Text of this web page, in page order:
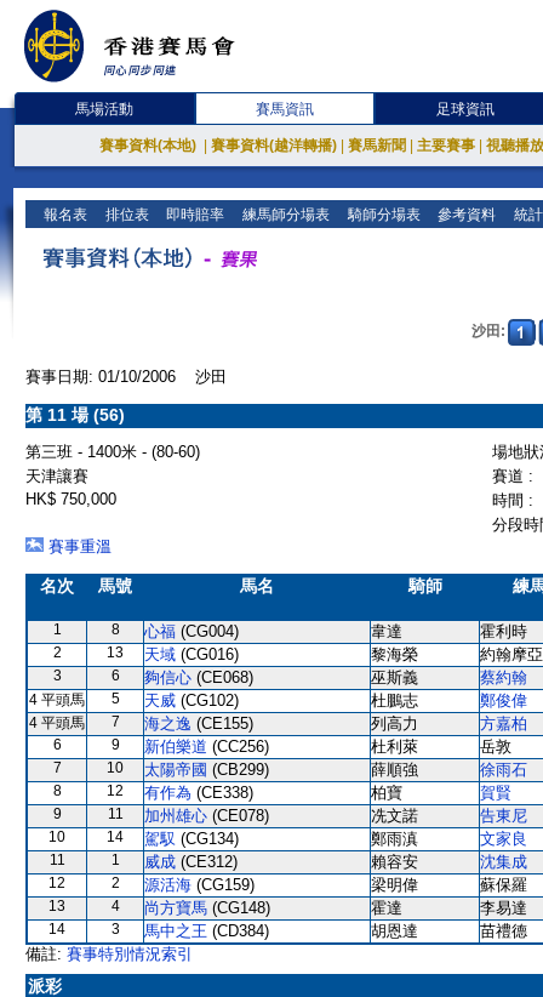
馬場活動 賽馬資訊 足球資訊
賽事資料(本地) 賽事資料(越洋轉播) 賽馬新聞 主要賽事 視聽播
報名表 排位表 即時賠率 練馬師分場表 騎師分場表 參考資料 統
沙田:
賽事日期: 01/10/2006 沙田
第 11 場 (56)
第三班 - 1400米 - (80-60)
場地
天津讓賽
賽道 :
HK$ 750,000
時間 :
分段
賽事重溫
名次 馬號 馬名 騎師 練
1 8 心福 (CG004) 韋達 霍利時
2 13 天域 (CG016) 黎海榮 約翰摩亞
3 6 夠信心 (CE068) 巫斯義 蔡約翰
4 平頭馬 5 天威 (CG102) 杜鵬志 鄭俊偉
4 平頭馬 7 海之逸 (CE155) 列高力 方嘉柏
6 9 新伯樂道 (CC256) 杜利萊 岳敦
7 10 太陽帝國 (CB299) 薛順強 徐雨石
8 12 有作為 (CE338) 柏寶 賀賢
9 11 加州雄心 (CE078) 冼文諾 告東尼
10 14 駕馭 (CG134) 鄭雨滇 文家良
11 1 威成 (CE312) 賴容安 沈集成
12 2 源活海 (CG159) 梁明偉 蘇保羅
13 4 尚方寶馬 (CG148) 霍達 李易達
14 3 馬中之王 (CD384) 胡恩達
苗禮德
備註: 賽事特別情況索引
派彩